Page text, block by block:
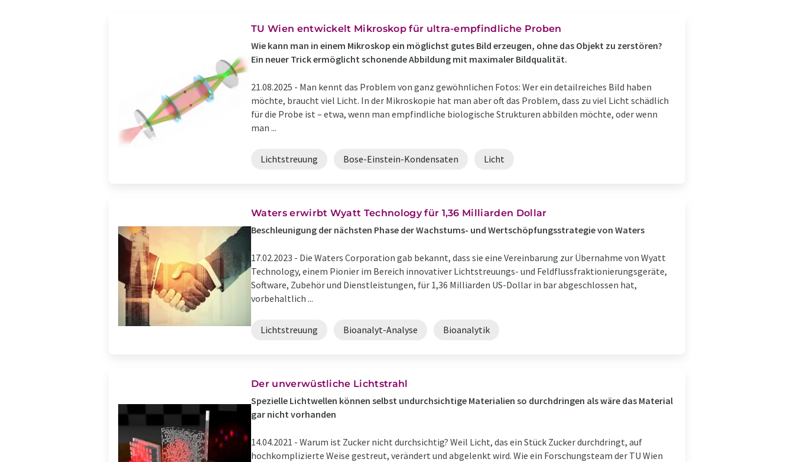
TU Wien entwickelt Mikroskop für ultra-empfindliche Proben
Wie kann man in einem Mikroskop ein möglichst gutes Bild erzeugen, ohne das Objekt zu zerstören?
Ein neuer Trick ermöglicht schonende Abbildung mit maximaler Bildqualität.
21.08.2025 - Man kennt das Problem von ganz gewöhnlichen Fotos: Wer ein detailreiches Bild haben
möchte, braucht viel Licht. In der Mikroskopie hat man aber oft das Problem, dass zu viel Licht schädlich
für die Probe ist – etwa, wenn man empfindliche biologische Strukturen abbilden möchte, oder wenn
man ...
Lichtstreuung Bose-Einstein-Kondensaten Licht
Waters erwirbt Wyatt Technology für 1,36 Milliarden Dollar
Beschleunigung der nächsten Phase der Wachstums- und Wertschöpfungsstrategie von Waters
17.02.2023 - Die Waters Corporation gab bekannt, dass sie eine Vereinbarung zur Übernahme von Wyatt
Technology, einem Pionier im Bereich innovativer Lichtstreuungs- und Feldflussfraktionierungsgeräte,
Software, Zubehör und Dienstleistungen, für 1,36 Milliarden US-Dollar in bar abgeschlossen hat,
vorbehaltlich ...
Lichtstreuung Bioanalyt-Analyse Bioanalytik
Der unverwüstliche Lichtstrahl
Spezielle Lichtwellen können selbst undurchsichtige Materialien so durchdringen als wäre das Material
gar nicht vorhanden
14.04.2021 - Warum ist Zucker nicht durchsichtig? Weil Licht, das ein Stück Zucker durchdringt, auf
hochkomplizierte Weise gestreut, verändert und abgelenkt wird. Wie ein Forschungsteam der TU Wien